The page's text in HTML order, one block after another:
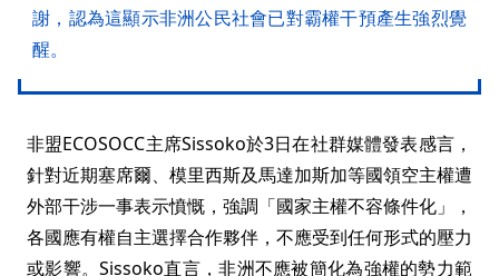
謝，認為這顯示非洲公民社會已對霸權干預產生強烈覺
醒。
非盟ECOSOCC主席Sissoko於3日在社群媒體發表感言，
針對近期塞席爾、模里西斯及馬達加斯加等國領空主權遭
外部干涉一事表示憤慨，強調「國家主權不容條件化」，
各國應有權自主選擇合作夥伴，不應受到任何形式的壓力
或影響。Sissoko直言，非洲不應被簡化為強權的勢力範